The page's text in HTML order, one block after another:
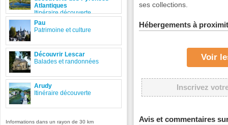
ses collections.
Hébergements à
Voir
Inscrivez
Avis et commentaires
Atlantiques
Itinéraire découverte
Pau
Patrimoine et culture
Découvrir Lescar
Balades et randonnées
Arudy
Itinéraire découverte
Informations dans un rayon de 30 km